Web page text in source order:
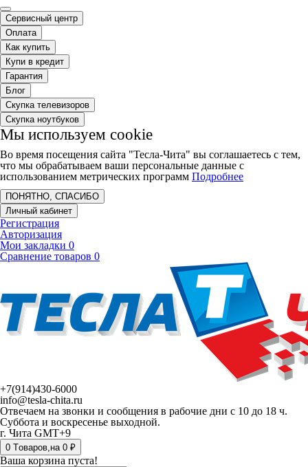
Сервисный центр
Оплата
Как купить
Купи в кредит
Гарантия
Блог
Скупка телевизоров
Скупка ноутбуков
Мы используем cookie
Во время посещения сайта "Тесла-Чита" вы соглашаетесь с тем,
что мы обрабатываем ваши персональные данные с
использованием метрических программ Подробнее
ПОНЯТНО, СПАСИБО
Личный кабинет
Регистрация
Авторизация
Мои закладки 0
Сравнение товаров 0
+7(914)430-6000
info@tesla-chita.ru
Отвечаем на звонки и сообщения в рабочие дни с 10 до 18 ч.
Суббота и воскресенье выходной.
г. Чита GMT+9
0 Tоваров,на 0 ₽
Ваша корзина пуста!